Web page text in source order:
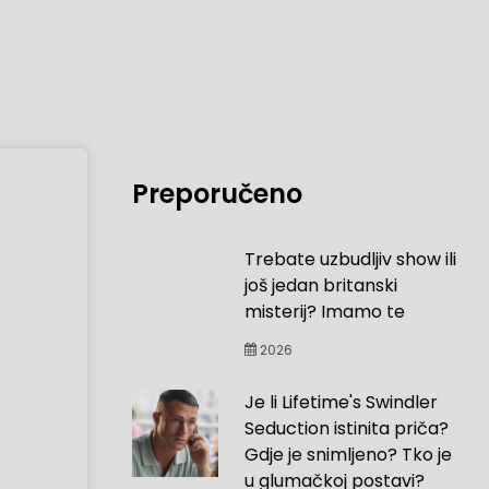
Preporučeno
Trebate uzbudljiv show ili
još jedan britanski
misterij? Imamo te
2026
Je li Lifetime's Swindler
Seduction istinita priča?
Gdje je snimljeno? Tko je
u glumačkoj postavi?